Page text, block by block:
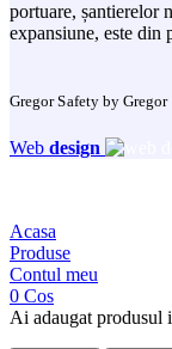
portuare, șantierelor
expansiune, este din
Gregor Safety by
Web design
Acasa
Produse
Contul meu
0 Cos
Ai adaugat produsul